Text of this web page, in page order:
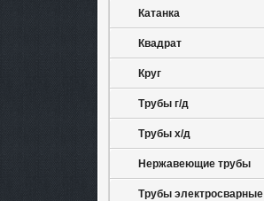
Катанка
Квадрат
Круг
Трубы г/д
Трубы х/д
Нержавеющие трубы
Трубы электросварные